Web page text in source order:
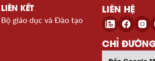
LIÊN KẾT
Bộ giáo dục và Đào tạo
LIÊN HỆ
CHỈ